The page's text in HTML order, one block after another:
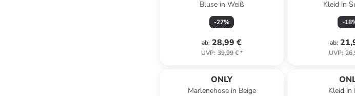
Bluse in Weiß
-27%
ab: 28,99 €
UVP: 39,99 €*
Kleid in
-18
ab:
UVP:
ONLY
Marlenehose in Beige Kleid in